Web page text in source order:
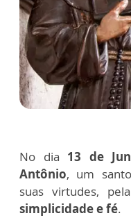
No dia 13 de
Antônio, um
suas virtudes,
simplicidade e fé.